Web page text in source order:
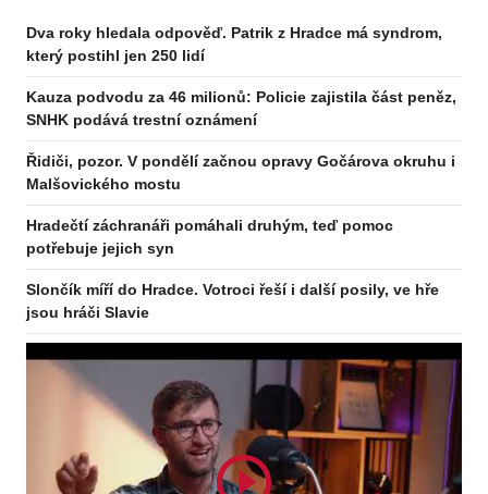
Dva roky hledala odpověď. Patrik z Hradce má syndrom,
který postihl jen 250 lidí
Kauza podvodu za 46 milionů: Policie zajistila část peněz,
SNHK podává trestní oznámení
Řidiči, pozor. V pondělí začnou opravy Gočárova okruhu i
Malšovického mostu
Hradečtí záchranáři pomáhali druhým, teď pomoc
potřebuje jejich syn
Slončík míří do Hradce. Votroci řeší i další posily, ve hře
jsou hráči Slavie
Odebírejte zpravodaj